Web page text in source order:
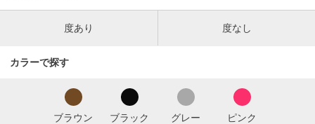
度あり 度なし
カラーで探す
ブラウン ブラック グレー ピンク